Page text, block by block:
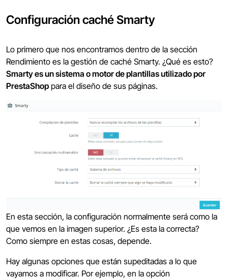
Configuración caché Smarty
Lo primero que nos encontramos dentro de la sección
Rendimiento es la gestión de caché Smarty. ¿Qué es esto?
Smarty es un sistema o motor de plantillas utilizado por
PrestaShop para el diseño de sus páginas.
En esta sección, la configuración normalmente será como la
que vemos en la imagen superior. ¿Es esta la correcta?
Como siempre en estas cosas, depende.
Hay algunas opciones que están supeditadas a lo que
vayamos a modificar. Por ejemplo, en la opción